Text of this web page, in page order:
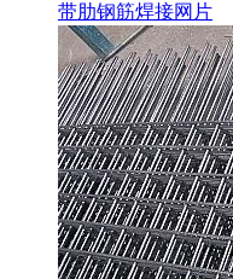
带肋钢筋焊接网片